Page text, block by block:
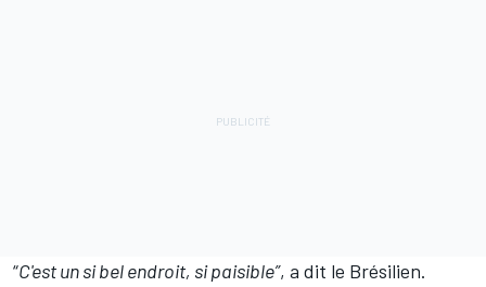
“C'est un si bel endroit, si paisible”, a dit le Brésilien.